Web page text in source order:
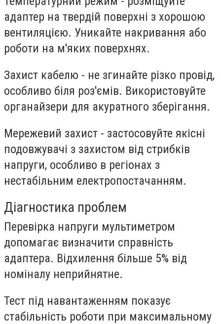
адаптер на твердій поверхні з хорошою
вентиляцією. Уникайте накривання або
роботи на м'яких поверхнях.
Захист кабелю - не згинайте різко провід,
особливо біля роз'ємів. Використовуйте
органайзери для акуратного зберігання.
Мережевий захист - застосовуйте якісні
подовжувачі з захистом від стрибків
напруги, особливо в регіонах з
нестабільним електропостачанням.
Діагностика проблем
Перевірка напруги мультиметром
допомагає визначити справність
адаптера. Відхилення більше 5% від
номіналу неприйнятне.
Тест під навантаженням показує
стабільність роботи при максимальному